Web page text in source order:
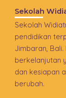
Sekolah
Sekolah
pendidikan
Jimbaran,
berkelanjutan
dan kesiapan
berubah.